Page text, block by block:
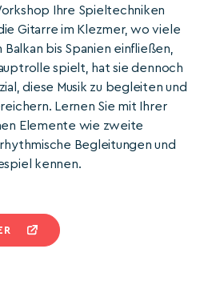
Ihre Spieltechniken
Gitarre im Klezmer, wo viele
bis Spanien einfließen,
spielt, hat sie dennoch
diese Musik zu begleiten und
Lernen Sie mit Ihrer
Elemente wie zweite
Begleitungen und
kennen.